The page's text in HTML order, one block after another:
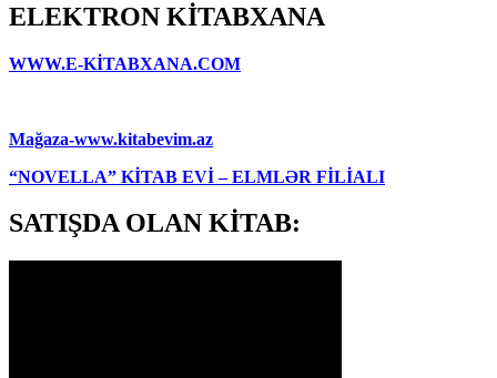
ELEKTRON KİTABXANA
WWW.E-KİTABXANA.COM
Mağaza-www.kitabevim.az
“NOVELLA” KİTAB EVİ – ELMLƏR FİLİALI
SATIŞDA OLAN KİTAB: